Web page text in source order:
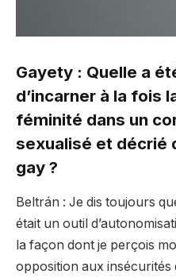
Gayety : Quelle a
d’incarner à la fois
féminité dans un
sexualisé et décrié
gay ?
Beltrán : Je dis toujours
était un outil
la façon dont je perçois
opposition aux insécurités